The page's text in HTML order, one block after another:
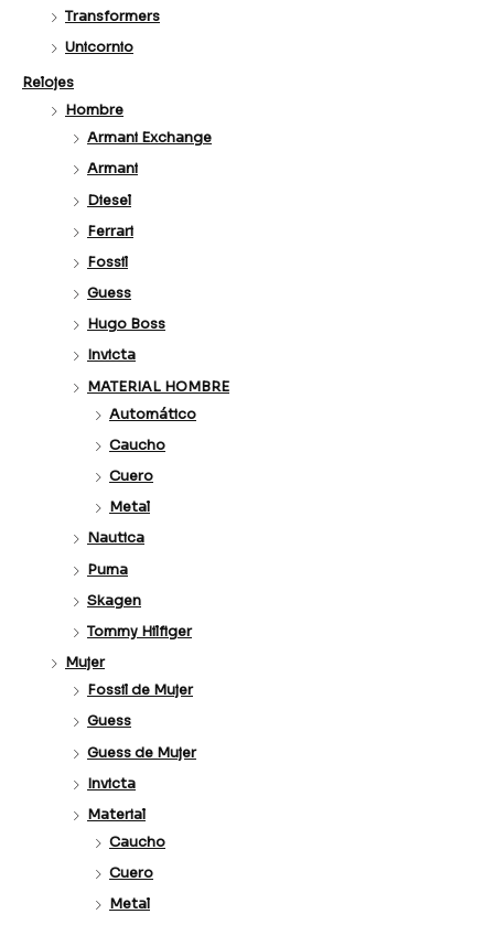
Transformers
Unicornio
Relojes
Hombre
Armani Exchange
Armani
Diesel
Ferrari
Fossil
Guess
Hugo Boss
Invicta
MATERIAL HOMBRE
Automático
Caucho
Cuero
Metal
Nautica
Puma
Skagen
Tommy Hilfiger
Mujer
Fossil de Mujer
Guess
Guess de Mujer
Invicta
Material
Caucho
Cuero
Metal